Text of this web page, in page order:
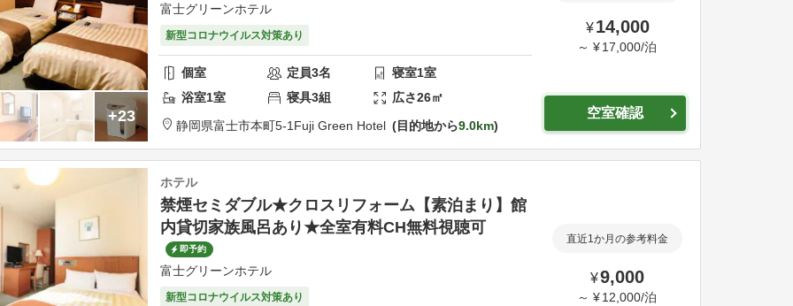
+23
富士グリーンホテル
新型コロナウイルス対策あり
個室 定員3名 寝室1室
浴室1室 寝具3組 広さ26㎡
静岡県富士市本町5-1 Fuji Green Hotel 目的地から9.0km
¥ 14,000
～ ¥ 17,000/泊
空室確認
ホテル
禁煙セミダブル★クロスリフォーム【素泊まり】館
内貸切家族風呂あり★全室有料CH無料視聴可
即予約
富士グリーンホテル
新型コロナウイルス対策あり
直近1か月の参考料金
¥9,000
～ ¥ 12,000/泊